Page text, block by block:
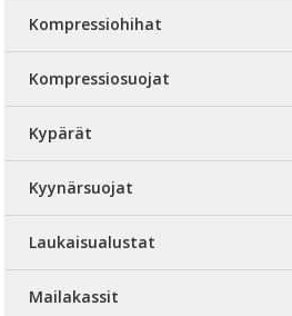
Kompressiohihat
Kompressiosuojat
Kypärät
Kyynärsuojat
Laukaisualustat
Mailakassit